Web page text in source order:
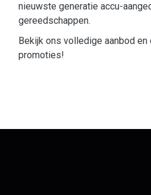
nieuwste generatie accu-
gereedschappen.
Bekijk ons volledige aanbod en
promoties!